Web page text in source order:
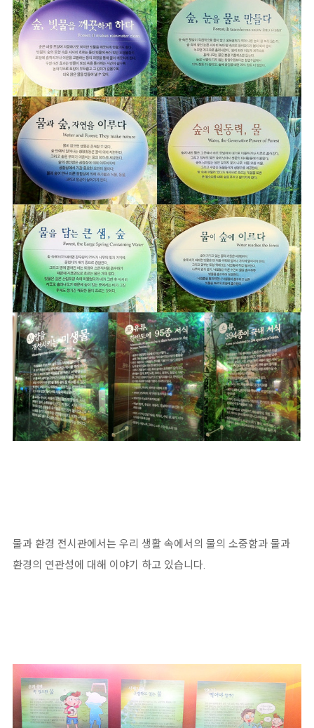
물과 환경 전시관에서는 우리 생활 속에서의 물의 소중함과 물과
환경의 연관성에 대해 이야기 하고 있습니다.